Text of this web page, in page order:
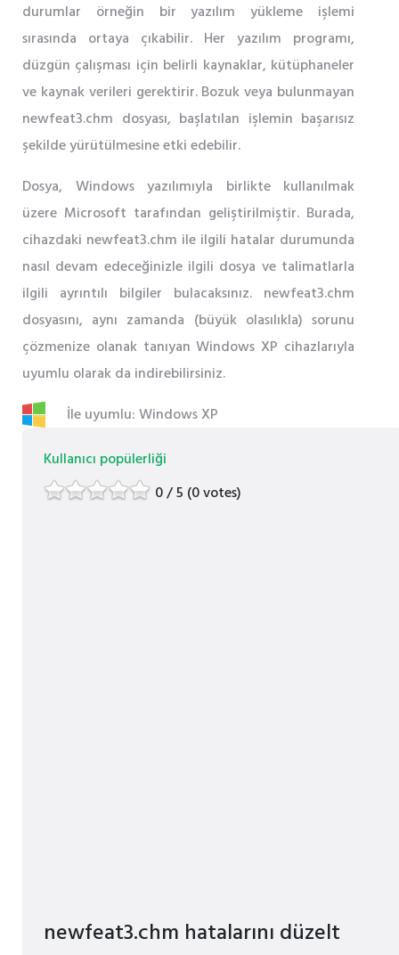
durumlar örneğin bir yazılım yükleme işlemi
sırasında ortaya çıkabilir. Her yazılım programı,
düzgün çalışması için belirli kaynaklar, kütüphaneler
ve kaynak verileri gerektirir. Bozuk veya bulunmayan
newfeat3.chm dosyası, başlatılan işlemin başarısız
şekilde yürütülmesine etki edebilir.
Dosya, Windows yazılımıyla birlikte kullanılmak
üzere Microsoft tarafından geliştirilmiştir. Burada,
cihazdaki newfeat3.chm ile ilgili hatalar durumunda
nasıl devam edeceğinizle ilgili dosya ve talimatlarla
ilgili ayrıntılı bilgiler bulacaksınız. newfeat3.chm
dosyasını, aynı zamanda (büyük olasılıkla) sorunu
çözmenize olanak tanıyan Windows XP cihazlarıyla
uyumlu olarak da indirebilirsiniz.
İle uyumlu: Windows XP
Kullanıcı popülerliği
0 / 5 (0 votes)
newfeat3.chm hatalarını düzelt